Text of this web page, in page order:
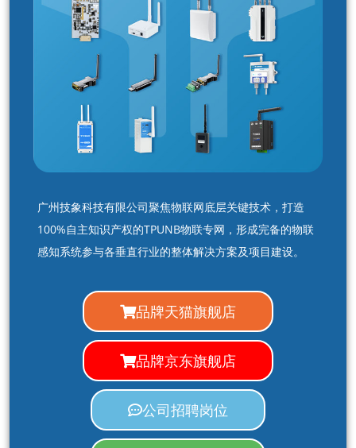
广州技象科技有限公司聚焦物联网底层关键技术，打造
100%自主知识产权的TPUNB物联专网，形成完备的物联
感知系统参与各垂直行业的整体解决方案及项目建设。
品牌天猫旗舰店
品牌京东旗舰店
公司招聘岗位